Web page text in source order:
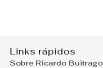
Links rápidos
Sobre Ricardo Buitrago